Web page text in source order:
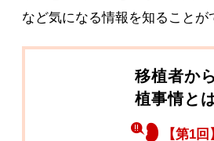
など気になる情報を知ることが
移植者か
植事情と
【第1